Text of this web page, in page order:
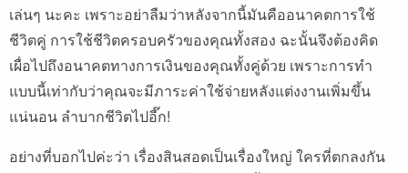
เล่นๆ นะคะ เพราะอย่าลืมว่าหลังจากนี้มันคืออนาคตการใช้
ชีวิตคู่ การใช้ชีวิตครอบครัวของคุณทั้งสอง ฉะนั้นจึงต้องคิด
เผื่อไปถึงอนาคตทางการเงินของคุณทั้งคู่ด้วย เพราะการทำ
แบบนี้เท่ากับว่าคุณจะมีภาระค่าใช้จ่ายหลังแต่งงานเพิ่มขึ้น
แน่นอน ลำบากชีวิตไปอี๊ก!
อย่างที่บอกไปค่ะว่า เรื่องสินสอดเป็นเรื่องใหญ่ ใครที่ตกลงกัน